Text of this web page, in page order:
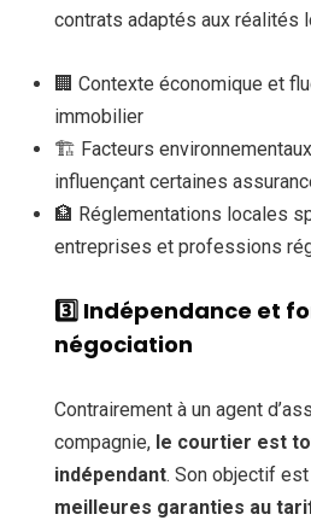
contrats adaptés aux réalités
🏢 Contexte économique et
immobilier
🏗️ Facteurs
influençant certaines
🏦 Réglementations locales
entreprises et professions
3️⃣ Indépendance et
négociation
Contrairement à un agent
compagnie, le courtier est
indépendant. Son objectif est
meilleures garanties au